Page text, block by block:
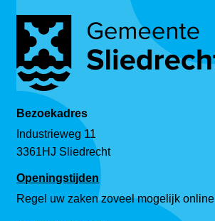
Bezoekadres
Industrieweg 11
3361HJ Sliedrecht
Openingstijden
Regel uw zaken zoveel mogelijk online